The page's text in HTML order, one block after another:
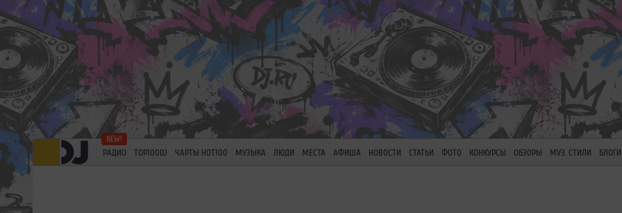
РАДИО TOP100DJ ЧАРТЫ HOT100 МУЗЫКА ЛЮДИ МЕСТА АФИША НОВОСТИ СТАТЬИ ФОТО КОНКУРСЫ ОБЗОРЫ МУЗ. СТИЛИ БЛОГИ